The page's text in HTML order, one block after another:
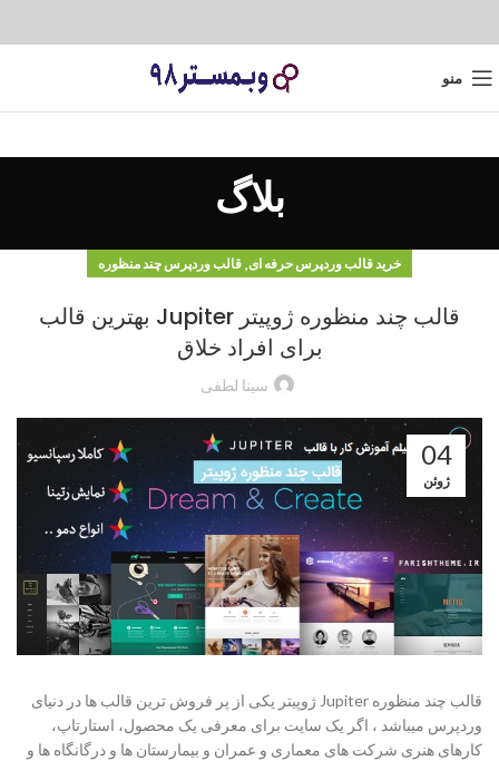
منو
بلاگ
خرید قالب وردپرس حرفه ای, قالب وردپرس چند منظوره
قالب چند منظوره ژوپیتر Jupiter بهترین قالب
برای افراد خلاق
سینا لطفی
04
ژوئن
قالب چند منظوره Jupiter ژوپیتر یکی از پر فروش ترین قالب ها در دنیای
وردپرس میباشد ، اگر یک سایت برای معرفی یک محصول، استارتاپ،
کارهای هنری شرکت های معماری و عمران و بیمارستان ها و درگانگاه ها و